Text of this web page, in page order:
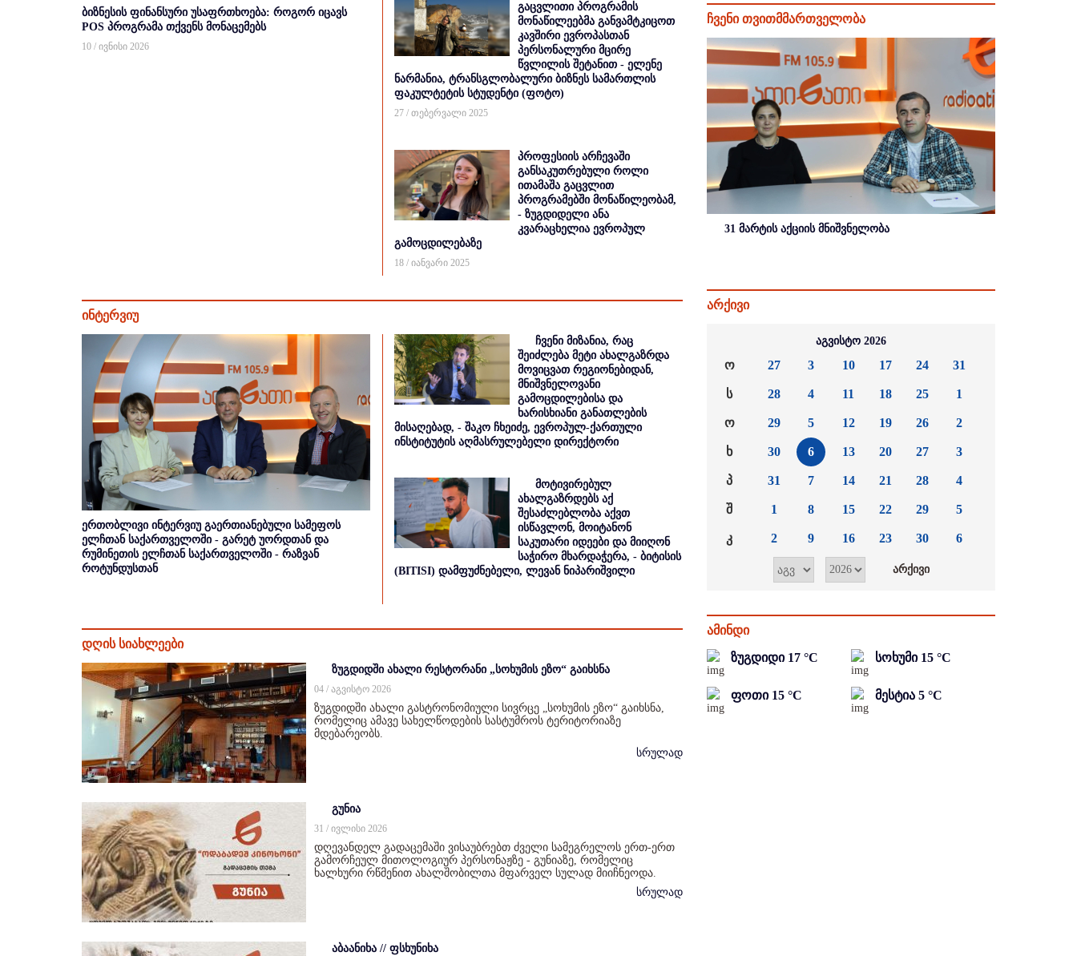
ბიზნესის ფინანსური უსაფრთხოება: როგორ იცავს
POS პროგრამა თქვენს მონაცემებს
10 / ივნისი 2026
გაცვლითი პროგრამის
მონაწილეებმა განვამტკიცოთ
კავშირი ევროპასთან
პერსონალური მცირე
წვლილის შეტანით - ელენე
ნარმანია, ტრანსგლობალური ბიზნეს სამართლის
ფაკულტეტის სტუდენტი (ფოტო)
27 / თებერვალი 2025
პროფესიის არჩევაში
განსაკუთრებული როლი
ითამაშა გაცვლით
პროგრამებში მონაწილეობამ,
- ზუგდიდელი ანა
კვარაცხელია ევროპულ
გამოცდილებაზე
18 / იანვარი 2025
ინტერვიუ
ერთობლივი ინტერვიუ გაერთიანებული სამეფოს
ელჩთან საქართველოში - გარეტ უორდთან და
რუმინეთის ელჩთან საქართველოში - რაზვან
როტუნდუსთან
ჩვენი მიზანია, რაც
შეიძლება მეტი ახალგაზრდა
მოვიცვათ რეგიონებიდან,
მნიშვნელოვანი
გამოცდილებისა და
ხარისხიანი განათლების
მისაღებად, - შაკო ჩხეიძე, ევროპულ-ქართული
ინსტიტუტის აღმასრულებელი დირექტორი
მოტივირებულ
ახალგაზრდებს აქ
შესაძლებლობა აქვთ
ისწავლონ, მოიტანონ
საკუთარი იდეები და მიიღონ
საჭირო მხარდაჭერა, - ბიტისის
(BITISI) დამფუძნებელი, ლევან ნიპარიშვილი
დღის სიახლეები
ზუგდიდში ახალი რესტორანი „სოხუმის ეზო“ გაიხსნა
04 / აგვისტო 2026
ზუგდიდში ახალი გასტრონომიული სივრცე „სოხუმის ეზო“ გაიხსნა,
რომელიც ამავე სახელწოდების სასტუმროს ტერიტორიაზე
მდებარეობს.
სრულად
გუნია
31 / ივლისი 2026
დღევანდელ გადაცემაში ვისაუბრებთ ძველი სამეგრელოს ერთ-ერთ
გამორჩეულ მითოლოგიურ პერსონაჟზე - გუნიაზე, რომელიც
ხალხური რწმენით ახალშობილთა მფარველ სულად მიიჩნეოდა.
სრულად
აბაანიხა // ფსხუნიხა
ჩვენი თვითმმართველობა
31 მარტის აქციის მნიშვნელობა
არქივი
აგვისტო 2026
ო
ს
ო
ხ
პ
შ
კ
27
28
29
30
31
1
2
3
4
5
6
7
8
9
10
11
12
13
14
15
16
17
18
19
20
21
22
23
24
25
26
27
28
29
30
31
1
2
3
4
5
6
ამინდი
ზუგდიდი 17 °C სოხუმი 15 °C
ფოთი 15 °C მესტია 5 °C